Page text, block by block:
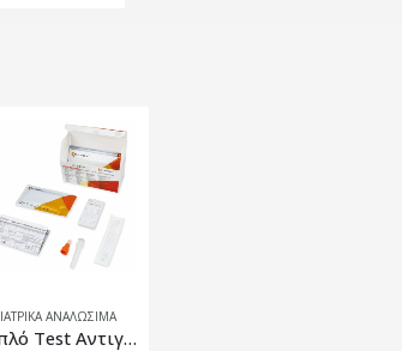
ΙΑΤΡΙΚΑ ΑΝΑΛΩΣΙΜΑ
Διπλό Test Aντιγόνου Covid-19 & Influenza A/B (Συσκευασία 20 τεμαχίων)